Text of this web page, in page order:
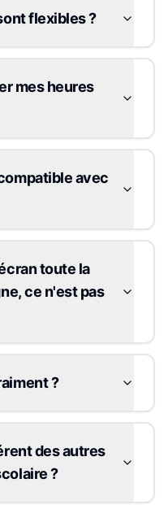
flexibles ?
mes heures
avec
toute la
ce n'est pas
?
des autres
?